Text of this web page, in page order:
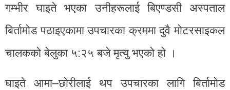
गम्भीर घाइते भएका उनीहरूलाई बिएण्डसी अस्पताल
बिर्तामोड पठाइएकामा उपचारका क्रममा दुवै मोटरसाइकल
चालकको बेलुका ५:२५ बजे मृत्यु भएको हो ।
घाइते आमा–छोरीलाई थप उपचारका लागि बिर्तामोड